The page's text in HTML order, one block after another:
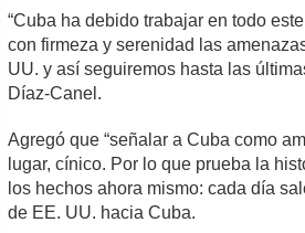
“Cuba ha debido trabajar en todo
con firmeza y serenidad las
UU. y así seguiremos hasta las
Díaz-Canel.
Agregó que “señalar a Cuba como
lugar, cínico. Por lo que prueba la
los hechos ahora mismo: cada día
de EE. UU. hacia Cuba.